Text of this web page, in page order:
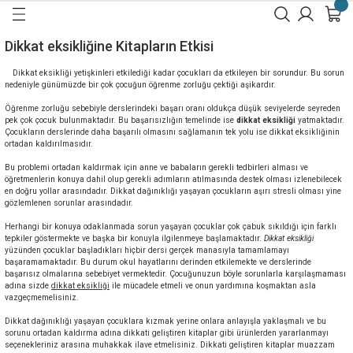
Dikkat eksikliğine Kitapların Etkisi
Dikkat eksikliği yetişkinleri etkilediği kadar çocukları da etkileyen bir sorundur. Bu sorun
nedeniyle günümüzde bir çok çocuğun öğrenme zorluğu çektiği aşikardır.
Öğrenme zorluğu sebebiyle derslerindeki başarı oranı oldukça düşük seviyelerde seyreden
pek çok çocuk bulunmaktadır. Bu başarısızlığın temelinde ise dikkat eksikliği yatmaktadır.
Çocukların derslerinde daha başarılı olmasını sağlamanın tek yolu ise dikkat eksikliğinin
ortadan kaldırılmasıdır.
Bu problemi ortadan kaldırmak için anne ve babaların gerekli tedbirleri alması ve
öğretmenlerin konuya dahil olup gerekli adımların atılmasında destek olması izlenebilecek
en doğru yollar arasındadır. Dikkat dağınıklığı yaşayan çocukların aşırı stresli olması yine
gözlemlenen sorunlar arasındadır.
Herhangi bir konuya odaklanmada sorun yaşayan çocuklar çok çabuk sıkıldığı için farklı
tepkiler göstermekte ve başka bir konuyla ilgilenmeye başlamaktadır. Dikkat eksikliği
yüzünden çocuklar başladıkları hiçbir dersi gerçek manasıyla tamamlamayı
başaramamaktadır. Bu durum okul hayatlarını derinden etkilemekte ve derslerinde
başarısız olmalarına sebebiyet vermektedir. Çocuğunuzun böyle sorunlarla karşılaşmaması
adına sizde dikkat eksikliği ile mücadele etmeli ve onun yardımına koşmaktan asla
vazgeçmemelisiniz.
Dikkat dağınıklığı yaşayan çocuklara kızmak yerine onlara anlayışla yaklaşmalı ve bu
sorunu ortadan kaldırma adına dikkati geliştiren kitaplar gibi ürünlerden yararlanmayı
seçenekleriniz arasına muhakkak ilave etmelisiniz. Dikkati geliştiren kitaplar muazzam